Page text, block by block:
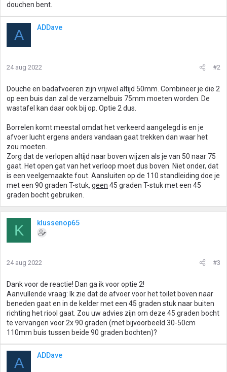
douchen bent.
A ADDave
24 aug 2022 #2
Douche en badafvoeren zijn vrijwel altijd 50mm. Combineer je die 2
op een buis dan zal de verzamelbuis 75mm moeten worden. De
wastafel kan daar ook bij op. Optie 2 dus.
Borrelen komt meestal omdat het verkeerd aangelegd is en je
afvoer lucht ergens anders vandaan gaat trekken dan waar het
zou moeten.
Zorg dat de verlopen altijd naar boven wijzen als je van 50 naar 75
gaat. Het open gat van het verloop moet dus boven. Niet onder, dat
is een veelgemaakte fout. Aansluiten op de 110 standleiding doe je
met een 90 graden T-stuk, geen 45 graden T-stuk met een 45
graden bocht gebruiken.
K klussenop65
24 aug 2022 #3
Dank voor de reactie! Dan ga ik voor optie 2!
Aanvullende vraag: Ik zie dat de afvoer voor het toilet boven naar
beneden gaat en in de kelder met een 45 graden stuk naar buiten
richting het riool gaat. Zou uw advies zijn om deze 45 graden bocht
te vervangen voor 2x 90 graden (met bijvoorbeeld 30-50cm
110mm buis tussen beide 90 graden bochten)?
A ADDave